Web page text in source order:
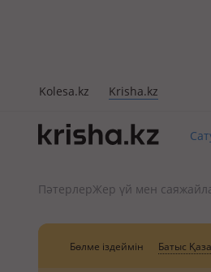
Kolesa.kz Krisha.kz
ПәтерлерЖер үй мен
Бөлме іздеймін Батыс